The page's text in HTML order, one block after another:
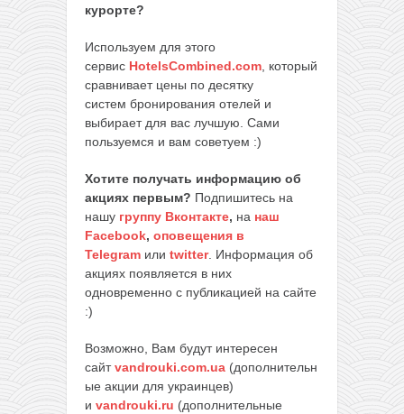
курорте?
Используем для этого
сервис HotelsCombined.com, который
сравнивает цены по десятку
систем бронирования отелей и
выбирает для вас лучшую. Сами
пользуемся и вам советуем :)
Хотите получать информацию об
акциях первым? Подпишитесь на
нашу группу Вконтакте, на наш
Facebook, оповещения в
Telegram или twitter. Информация об
акциях появляется в них
одновременно с публикацией на сайте
:)
Возможно, Вам будут интересен
сайтvandrouki.com.ua (дополнительн
ые акции для украинцев)
и vandrouki.ru (дополнительные